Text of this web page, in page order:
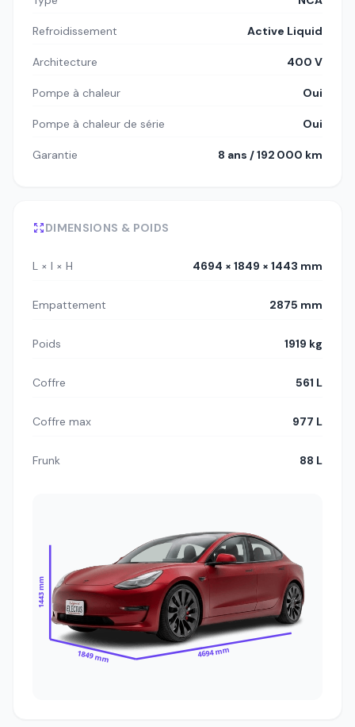
Refroidissement Active Liquid
Architecture 400 V
Pompe à chaleur Oui
Pompe à chaleur de série Oui
Garantie 8 ans / 192 000 km
DIMENSIONS & POIDS
L × l × H 4694 × 1849 × 1443 mm
Empattement 2875 mm
Poids 1919 kg
Coffre 561 L
Coffre max 977 L
Frunk 88 L
1443 mm
1849 mm 4694 mm